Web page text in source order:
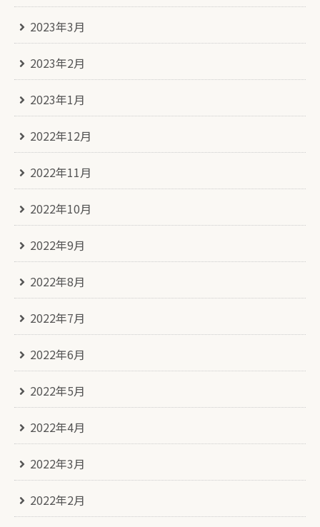
2023年3月
2023年2月
2023年1月
2022年12月
2022年11月
2022年10月
2022年9月
2022年8月
2022年7月
2022年6月
2022年5月
2022年4月
2022年3月
2022年2月